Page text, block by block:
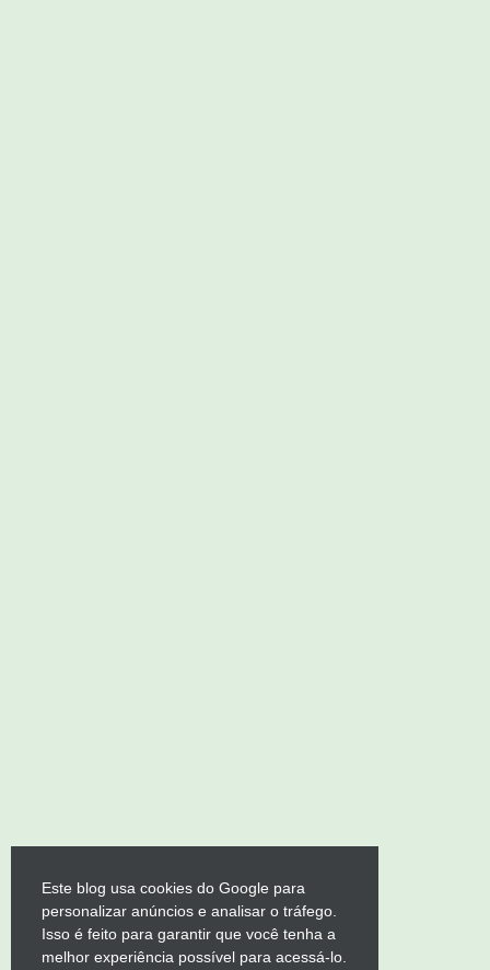
Este blog usa cookies do Google para
personalizar anúncios e analisar o tráfego.
Isso é feito para garantir que você tenha a
melhor experiência possível para acessá-lo.